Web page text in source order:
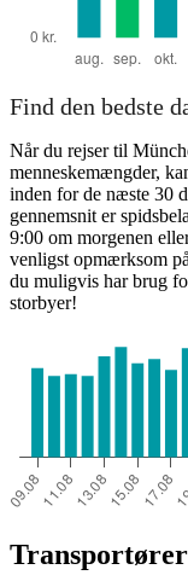
Find den bedste
Når du rejser til
menneskemængder,
inden for de næste 30
gennemsnit er
9:00 om morgenen
venligst opmærksom
du muligvis har brug
storbyer!